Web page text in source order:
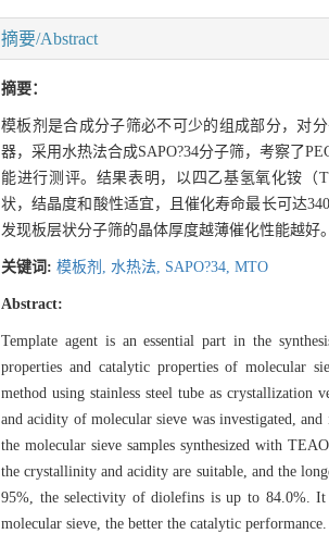
摘要/Abstract
摘要：
模板剂是合成分子筛必不可少的组成部分，对
器，采用水热法合成SAPO?34分子筛，考察了
能进行测评。结果表明，以四乙基氢氧化铵（
状，结晶度和酸性适宜，且催化寿命最长可达
发现板层状分子筛的晶体厚度越薄催化性能越好
关键词: 模板剂, 水热法, SAPO?34, MTO
Abstract:
Template agent is an essential part in the
properties and catalytic properties of molecular
method using stainless steel tube as
and acidity of molecular sieve was investigated,
the molecular sieve samples synthesized with
the crystallinity and acidity are suitable, and the
95%, the selectivity of diolefins is up to 84.0%.
molecular sieve, the better the catalytic performance.